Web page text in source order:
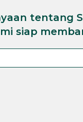
tentang
siap